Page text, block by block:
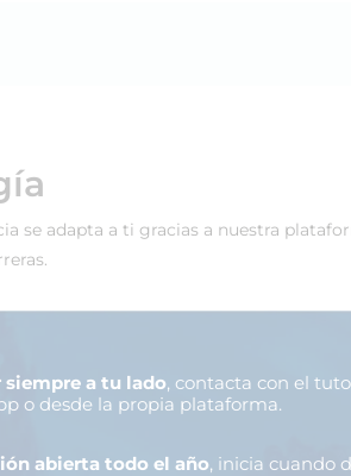
se adapta a ti gracias a nuestra
a tu lado, contacta con el
o desde la propia plataforma.
abierta todo el año, inicia cuando